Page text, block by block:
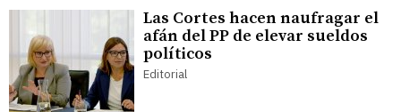
Las Cortes hacen naufragar el
afán del PP de elevar sueldos
políticos
Editorial